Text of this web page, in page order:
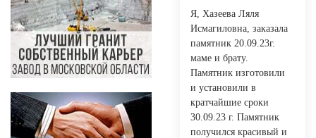
Я, Хазеева Ляля
Исмагиловна, заказала
памятник 20.09.23г.
маме и брату.
Памятник изготовили
и установили в
кратчайшие сроки
30.09.23 г. Памятник
получился красивый и